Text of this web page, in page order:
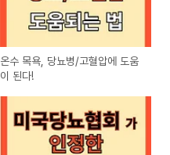
온수 목욕, 당뇨병/고혈압에 도움
이 된다!